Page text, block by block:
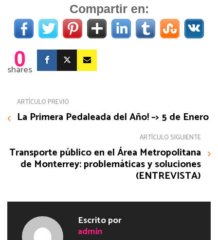
Compartir en:
0
shares
ARTÍCULO PREVIO
La Primera Pedaleada del Año! –> 5 de Enero
ARTÍCULO SIGUIENTE
Transporte público en el Área Metropolitana
de Monterrey: problemáticas y soluciones
(ENTREVISTA)
Escrito por
admin